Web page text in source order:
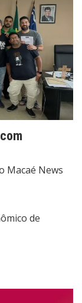
Macaé News
de